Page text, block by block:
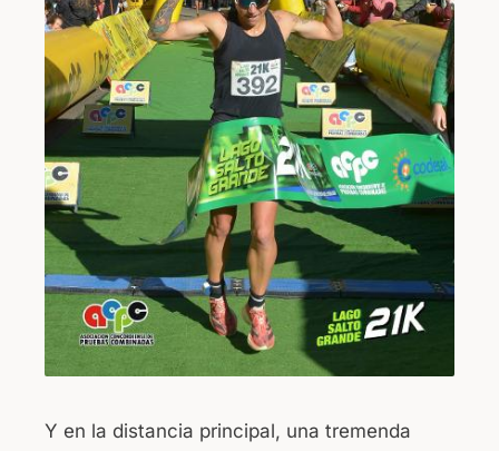
Y en la distancia principal, una tremenda